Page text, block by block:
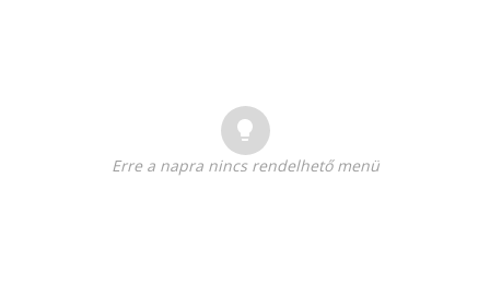
Erre a napra nincs rendelhető menü